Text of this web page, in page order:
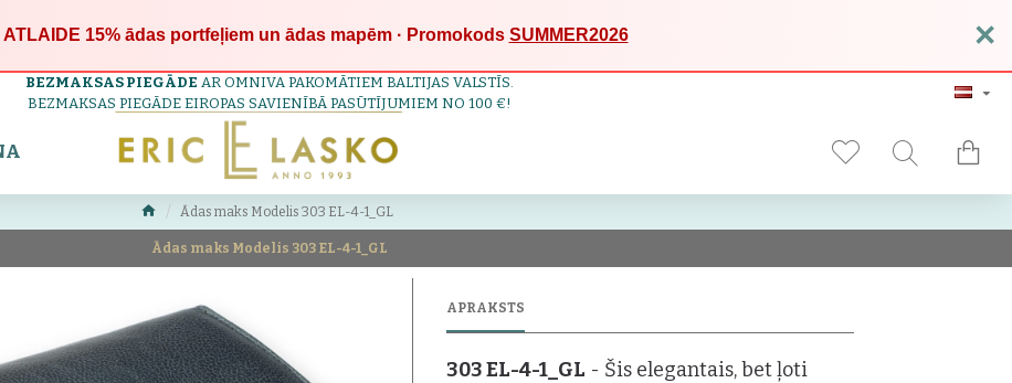
15%ādas portfeļiem un ādas mapēm · Promokods SUMMER2026 ×
BEZMAKSAS PIEGĀDE AR OMNIVA PAKOMĀTIEM BALTIJAS VALSTĪS.
BEZMAKSAS PIEGĀDE EIROPAS SAVIENĪBĀ PASŪTĪJUMIEM NO 100 €!
Ādas maks Modelis 303 EL-4-1_GL
Ādas maks Modelis 303 EL-4-1_GL
APRAKSTS
303 EL-4-1_GL - Šis elegantais, bet ļoti